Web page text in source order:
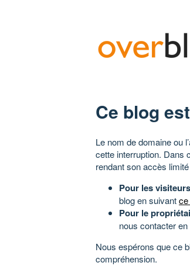
Ce blog
Le nom de domaine ou
cette interruption. Dans
rendant son accès
Pour les visiteurs
blog en suivantce
Pour le
nous contacter
Nous espérons que ce
compréhension.